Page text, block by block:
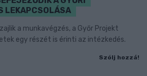
LEKAPCSOLÁSA
a munkavégzés, a Győr Projekt
egy részét is érinti az intézkedés.
Szólj hozzá!